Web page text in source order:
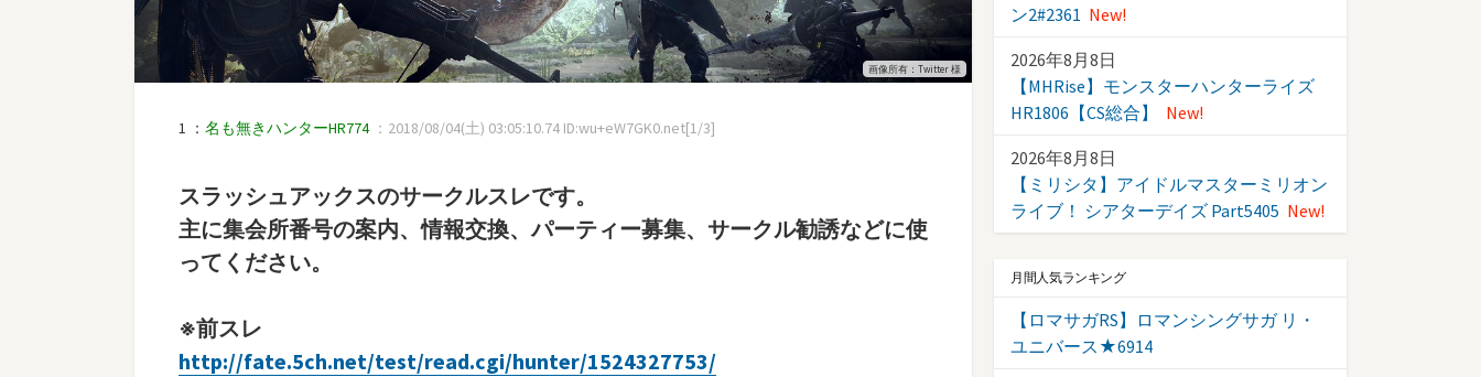
画像所有：Twitter 様
1 ： 名も無きハンターHR774 ：2018/08/04(土) 03:05:10.74 ID:wu+eW7GK0.net[1/3]
スラッシュアックスのサークルスレです。
主に集会所番号の案内、情報交換、パーティー募集、サークル勧誘などに使
ってください。
※前スレ
http://fate.5ch.net/test/read.cgi/hunter/1524327753/
ン2#2361 New!
2026年8月8日
【MHRise】モンスターハンターライズ
HR1806【CS総合】
New!
2026年8月8日
【ミリシタ】アイドルマスターミリオン
ライブ！ シアターデイズ Part5405 New!
月間人気ランキング
【ロマサガRS】ロマンシングサガ リ・
ユニバース★6914